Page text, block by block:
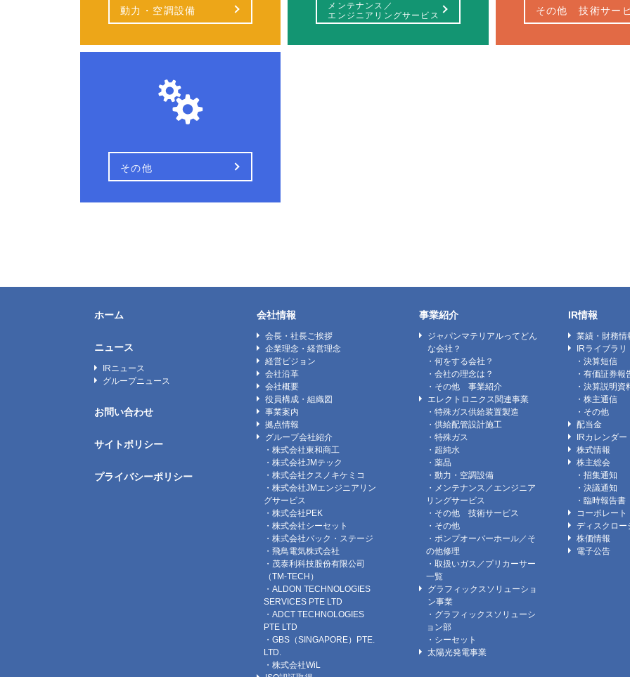
動力・空調設備
メンテナンス／
エンジニアリングサービス その他技術サー
その他
ホーム
ニュース
IRニュース
グループニュース
お問い合わせ
サイトポリシー
プライバシーポリシー
会社情報
会長・社長ご挨拶
企業理念・経営理念
経営ビジョン
会社沿革
会社概要
役員構成・組織図
事業案内
拠点情報
グループ会社紹介
・株式会社東和商工
・株式会社JMテック
・株式会社クスノキケミコ
・株式会社JMエンジニアリン
グサービス
・株式会社PEK
・株式会社シーセット
・株式会社バック・ステージ
・飛鳥電気株式会社
・茂泰利科技股份有限公司
（TM-TECH）
・ALDON TECHNOLOGIES
SERVICES PTE LTD
・ADCT TECHNOLOGIES
PTE LTD
・GBS（SINGAPORE）PTE.
LTD.
・株式会社WiL
事業紹介
ジャパンマテリアルってどん
な会社？
・何をする会社？
・会社の理念は？
・その他 事業紹介
エレクトロニクス関連事業
・特殊ガス供給装置製造
・供給配管設計施工
・特殊ガス
・超純水
・薬品
・動力・空調設備
・メンテナンス／エンジニア
リングサービス
・その他 技術サービス
・その他
・ポンプオーバーホール／そ
の他修理
・取扱いガス／プリカーサー
一覧
グラフィックスソリューショ
ン事業
・グラフィックスソリューシ
ョン部
・シーセット
太陽光発電事業
IR情報
業績・財務情
IRライブラリ
・決算短信
・有価証券報
・決算説明資
・株主通信
・その他
配当金
IRカレンダー
株式情報
株主総会
・招集通知
・決議通知
・臨時報告書
コーポレー
ディスクロー
株価情報
電子公告